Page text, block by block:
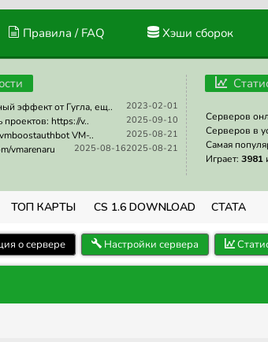
Правила / FAQ Хэши сборок
2023-02-01
эффект от Гугла, ещ..
2025-09-10
проектов: https://v..
2025-08-21
VM-..
2025-08-21
2025-08-16
vmarenaru
Серверов
Серверов в
Самая
Играет: 3981
ТОП КАРТЫ CS 1.6 DOWNLOAD СТАТА
о сервере Настройки сервера